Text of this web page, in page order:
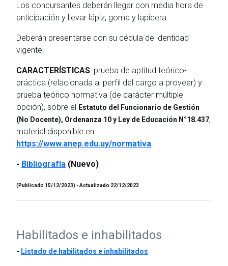
Los concursantes deberán llegar con media hora de
anticipación y llevar lápiz, goma y lapicera.
Deberán presentarse con su cédula de identidad
vigente.
CARACTERÍSTICAS: prueba de aptitud teórico-
práctica (relacionada al perfil del cargo a proveer) y
prueba teórico normativa (de carácter múltiple
opción), sobre el
Estatuto del Funcionario de Gestión
(No Docente), Ordenanza 10 y Ley de Educación N°18.437,
material disponible en
https://www.anep.edu.uy/normativa
- Bibliografía (Nuevo)
(Publicado 15/12/2023) - Actualizado 22/12/2023
Habilitados e inhabilitados
- Listado de habilitados e inhabilitados